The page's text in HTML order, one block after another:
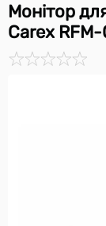
Монітор
Carex